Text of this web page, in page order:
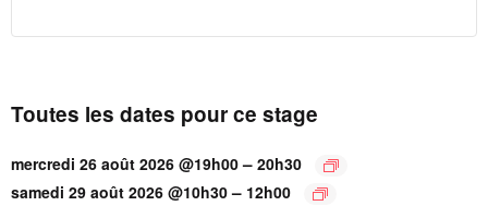
Toutes les dates pour ce stage
mercredi 26 août 2026 @19h00– 20h30
samedi 29 août 2026 @10h30– 12h00